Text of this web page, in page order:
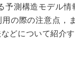
予測構造モデル情
の際の注意点，
どについて紹介す